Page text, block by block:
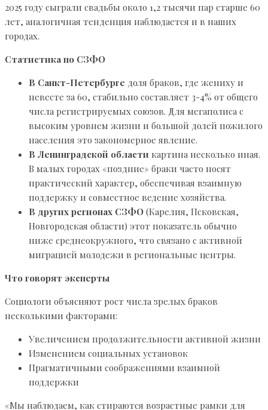
2025 году сыграли свадьбы около 1,2 тысячи пар старше 60
лет, аналогичная тенденция наблюдается и в наших
городах.
Статистика по СЗФО
В Санкт-Петербурге доля браков, где жениху и
невесте за 60, стабильно составляет 3-4% от общего
числа регистрируемых союзов. Для мегаполиса с
высоким уровнем жизни и большой долей пожилого
населения это закономерное явление.
В Ленинградской области картина несколько иная.
В малых городах «поздние» браки часто носят
практический характер, обеспечивая взаимную
поддержку и совместное ведение хозяйства.
В других регионах СЗФО (Карелия, Псковская,
Новгородская области) этот показатель обычно
ниже среднеокружного, что связано с активной
миграцией молодежи в региональные центры.
Что говорят эксперты
Социологи объясняют рост числа зрелых браков
несколькими факторами:
Увеличением продолжительности активной жизни
Изменением социальных установок
Прагматичными соображениями взаимной
поддержки
«Мы наблюдаем, как стираются возрастные рамки для